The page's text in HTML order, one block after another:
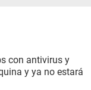
con antivirus y
y ya no estará